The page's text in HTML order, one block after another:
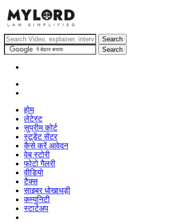
होम
लेटेस्ट
सुप्रीम कोर्ट
स्टूडेंट सेंटर
कैसे करें आवेदन
वेब स्टोरी
फोटो गैलरी
वीडियो
टैक्स
साइबर धोखाधड़ी
कम्युनिटी
स्टार्टअप